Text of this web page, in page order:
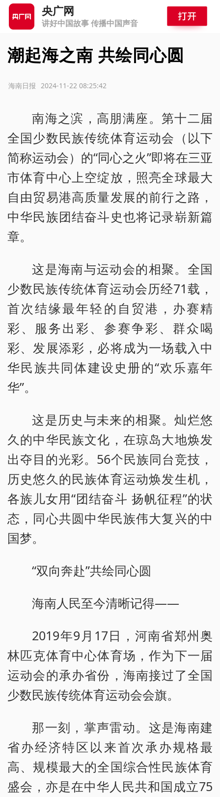
央广网
讲好中国故事 传播中国声音
潮起海之南 共绘同心圆
2024-11-22 08:25:42
海南日报
南海之滨，高朋满座。第十二届
全国少数民族传统体育运动会（以下
简称运动会）的“同心之火”即将在三亚
市体育中心上空绽放，照亮全球最大
自由贸易港高质量发展的前行之路，
中华民族团结奋斗史也将记录崭新篇
章。
这是海南与运动会的相聚。全国
少数民族传统体育运动会历经71载，
首次结缘最年轻的自贸港，办赛精
彩、服务出彩、参赛争彩、群众喝
彩、发展添彩，必将成为一场载入中
华民族共同体建设史册的“欢乐嘉年
华”。
这是历史与未来的相聚。灿烂悠
久的中华民族文化，在琼岛大地焕发
出夺目的光彩。56个民族同台竞技，
历史悠久的民族体育运动焕发生机，
各族儿女用“团结奋斗 扬帆征程”的状
态，同心共圆中华民族伟大复兴的中
国梦。
“双向奔赴”共绘同心圆
海南人民至今清晰记得——
2019年9月17日，河南省郑州奥
林匹克体育中心体育场，作为下一届
运动会的承办省份，海南接过了全国
少数民族传统体育运动会会旗。
那一刻，掌声雷动。这是海南建
省办经济特区以来首次承办规格最
高、规模最大的全国综合性民族体育
盛会，亦是在中华人民共和国成立75